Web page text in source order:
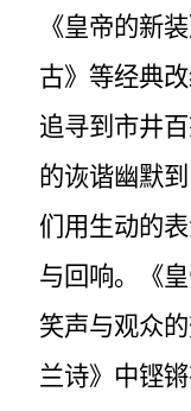
《皇帝的新
古》等经典
追寻到市井
的诙谐幽默
们用生动的
与回响。《
笑声与观众
兰诗》中铿